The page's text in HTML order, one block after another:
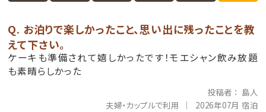
Q. お泊りで楽しかったこと、思い出に残ったことを教
えて下さい。
ケーキも準備されて嬉しかったです！モエシャン飲み放題
も素晴らしかった
投稿者
島人
夫婦・カップルで利用
2026年07月 宿泊